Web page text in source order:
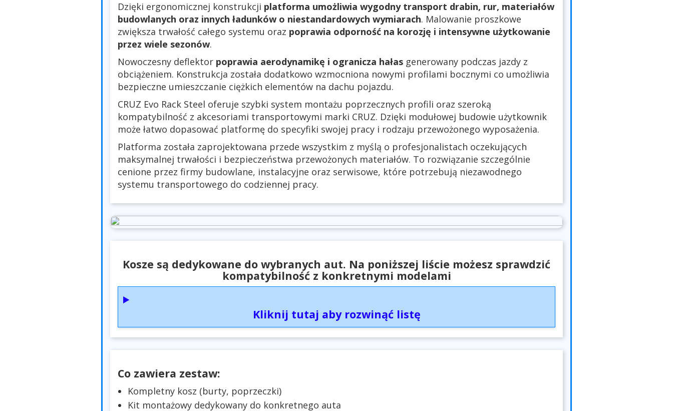
Dzięki ergonomicznej konstrukcji platforma umożliwia wygodny transport drabin, rur, materiałów
budowlanych oraz innych ładunków o niestandardowych wymiarach. Malowanie proszkowe
zwiększa trwałość całego systemu oraz poprawia odporność na korozję i intensywne użytkowanie
przez wiele sezonów.
Nowoczesny deflektor poprawia aerodynamikę i ogranicza hałas generowany podczas jazdy z
obciążeniem. Konstrukcja została dodatkowo wzmocniona nowymi profilami bocznymi co umożliwia
bezpieczne umieszczanie ciężkich elementów na dachu pojazdu.
CRUZ Evo Rack Steel oferuje szybki system montażu poprzecznych profili oraz szeroką
kompatybilność z akcesoriami transportowymi marki CRUZ. Dzięki modułowej budowie użytkownik
może łatwo dopasować platformę do specyfiki swojej pracy i rodzaju przewożonego wyposażenia.
Platforma została zaprojektowana przede wszystkim z myślą o profesjonalistach oczekujących
maksymalnej trwałości i bezpieczeństwa przewożonych materiałów. To rozwiązanie szczególnie
cenione przez firmy budowlane, instalacyjne oraz serwisowe, które potrzebują niezawodnego
systemu transportowego do codziennej pracy.
Kosze są dedykowane do wybranych aut. Na poniższej liście możesz sprawdzić
kompatybilność z konkretnymi modelami
Kliknij tutaj aby rozwinąć listę
Co zawiera zestaw:
Kompletny kosz (burty, poprzeczki)
Kit montażowy dedykowany do konkretnego auta